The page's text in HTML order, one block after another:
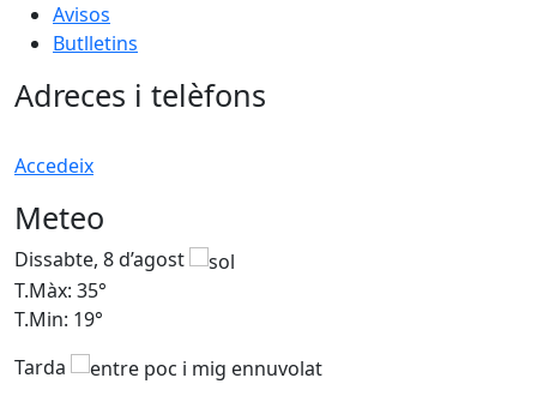
Avisos
Butlletins
Adreces i telèfons
Accedeix
Meteo
Dissabte, 8 d’agost
T.Màx: 35°
T.Min: 19°
Tarda